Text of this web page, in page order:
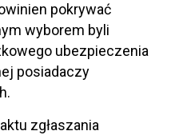
pokrywać
wyborem byli
ubezpieczenia
posiadaczy
zgłaszania